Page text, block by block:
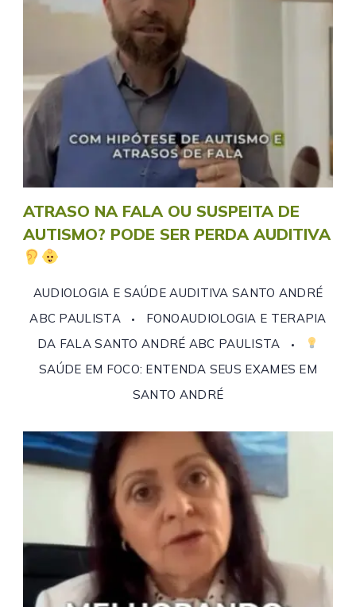
ATRASO NA FALA OU SUSPEITA DE
AUTISMO? PODE SER PERDA AUDITIVA
AUDIOLOGIA E SAÚDE AUDITIVA SANTO ANDRÉ
ABC PAULISTA
FONOAUDIOLOGIA E TERAPIA
DA FALA SANTO ANDRÉ ABC PAULISTA
SAÚDE EM FOCO: ENTENDA SEUS EXAMES EM
SANTO ANDRÉ